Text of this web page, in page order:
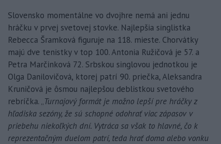
Slovensko momentálne vo dvojhre nemá ani jednu
hráčku v prvej svetovej stovke. Najlepšia singlistka
Rebecca Šramková figuruje na 118. mieste. Chorvátky
majú dve tenistky v top 100. Antonia Ružičová je 57. a
Petra Marčinková 72. Srbskou singlovou jednotkou je
Olga Danilovičová, ktorej patrí 90. priečka, Aleksandra
Kruničová je ôsmou najlepšou deblistkou svetového
rebríčka. „Turnajový formát je možno lepší pre hráčky z
hľadiska sezóny, že sú schopné odohrať viac zápasov v
priebehu niekoľkých dní. Vytráca sa však to hlavné, čo k
reprezentačným duelom patrí, teda hrať doma alebo vonku